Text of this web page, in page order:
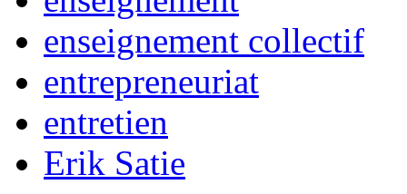
enseignement collectif
entrepreneuriat
entretien
Erik Satie